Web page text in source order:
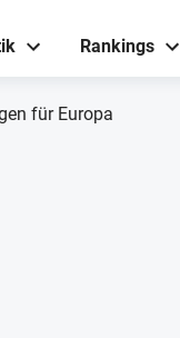
Rankings
für Europa